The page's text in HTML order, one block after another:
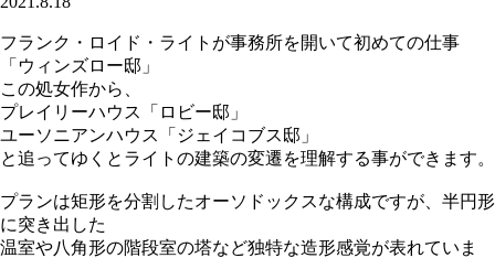
フランク・ロイド・ライトが事務所を開いて初めての仕事
「ウィンズロー邸」
この処女作から、
プレイリーハウス「ロビー邸」
ユーソニアンハウス「ジェイコブス邸」
と追ってゆくとライトの建築の変遷を理解する事ができます。
プランは矩形を分割したオーソドックスな構成ですが、半円形
に突き出した
温室や八角形の階段室の塔など独特な造形感覚が表れていま